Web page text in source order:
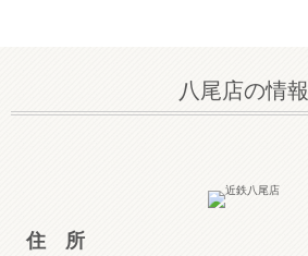
八尾店の情報
住 所